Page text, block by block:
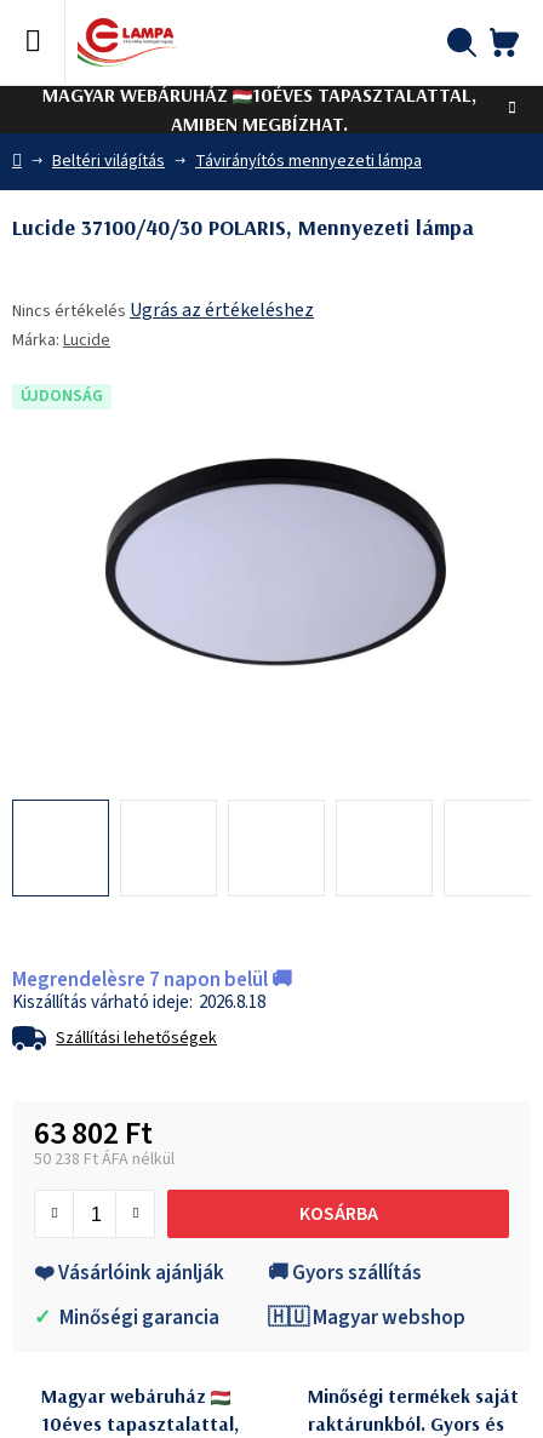
tartalomhoz
MAGYAR WEBÁRUHÁZ
10ÉVES TAPASZTALATTAL,
AMIBEN MEGBÍZHAT.
Kezdőlap
Beltéri világítás Távirányítós mennyezeti lámpa
Megrendelèsre 7 napon belül 🚚
2026.8.18
Szállítási lehetőségek
63 802 Ft
50 238 Ft ÁFA nélkül
KOSÁRBA
❤️ Vásárlóink ajánlják
🚚 Gyors szállítás
✓ Minőségi garancia 🇭🇺 Magyar webshop
Lucide 37100/40/30 POLARIS, Mennyezeti lámpa
termék
átlagos
5-
Nincs értékelés Ugrás az értékeléshez
Márka: Lucide
ÚJDONSÁG
Magyar webáruház
10éves tapasztalattal,
Minőségi termékek saját
raktárunkból. Gyors és